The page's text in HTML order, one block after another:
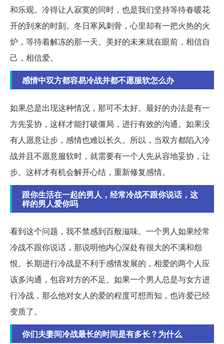
和乐观。冷得让人寂寞的同时，也是我们坚持等待春暖花
开的到来的时刻。冬日寒风刺骨，心里却有一把火热的火
炉，等待着解冻的那一天。美好的未来就在眼前，相信自
己，相信爱。
感情中双方都容易冷战并都不愿服软怎么办
如果总是出现这种情况，那可不太好。最好的办法是有一
方先妥协，这样才能打破僵局，进行有效的沟通。如果没
有人愿意让步，感情也难以长久。所以，当双方都陷入冷
战并且不愿意服软时，就需要有一个人先从容地妥协，让
步。这样才有机会解开心结，重新修复感情。
跟你生活在一起的男人，经常冷战不跟你说话，这
样的男人爱你吗
看到这个问题，我不禁感到百般滋味。一个男人如果经常
冷战不跟你说话，那说明他内心深处有很大的不满和怨
恨。长期进行冷战是不利于感情发展的，相爱的两个人应
该多沟通，包容对方的不足。如果一个男人总是与女方进
行冷战，那么他对女人的爱的程度可想而知，也许爱已经
变质了。
你们夫妻间冷战最长的时间是有多长？为什么